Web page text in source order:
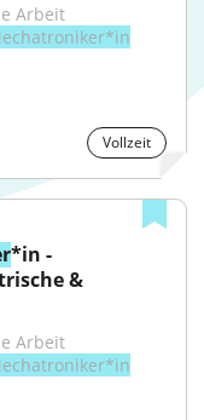
Arbeit
Vollzeit
*in -
&
Arbeit